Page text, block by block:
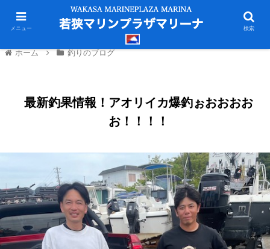
ホーム 釣りのブログ
最新釣果情報！アオリイカ爆釣ぉおおおお
お！！！！
メニュー 検索